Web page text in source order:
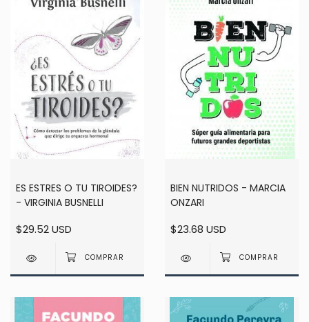
ES ESTRES O TU TIROIDES?
- VIRGINIA BUSNELLI
$29.52 USD
BIEN NUTRIDOS - MARCIA
ONZARI
$23.68 USD